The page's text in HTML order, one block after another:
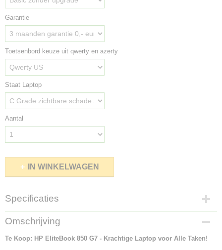
Garantie
Toetsenbord keuze uit qwerty en azerty
Staat Laptop
Aantal
IN WINKELWAGEN
Specificaties
Productcode
123-64
Omschrijving
Te Koop: HP EliteBook 850 G7 - Krachtige Laptop voor Alle Taken!